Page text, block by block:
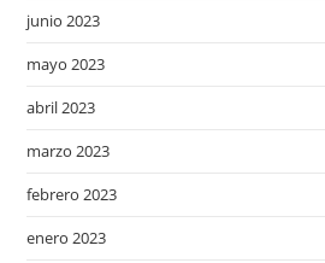
junio 2023
mayo 2023
abril 2023
marzo 2023
febrero 2023
enero 2023